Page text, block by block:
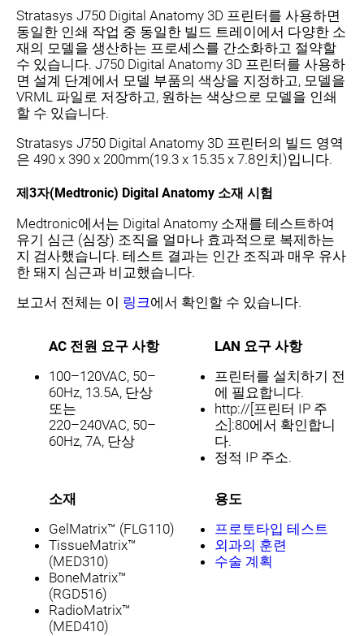
Stratasys J750 Digital Anatomy 3D 프린터를 사용하면
동일한 인쇄 작업 중 동일한 빌드 트레이에서 다양한 소
재의 모델을 생산하는 프로세스를 간소화하고 절약할
수 있습니다. J750 Digital Anatomy 3D 프린터를 사용하
면 설계 단계에서 모델 부품의 색상을 지정하고, 모델을
VRML 파일로 저장하고, 원하는 색상으로 모델을 인쇄
할 수 있습니다.
Stratasys J750 Digital Anatomy 3D 프린터의 빌드 영역
은 490 x 390 x 200mm(19.3 x 15.35 x 7.8인치)입니다.
제3자(Medtronic) Digital Anatomy 소재 시험
Medtronic에서는 Digital Anatomy 소재를 테스트하여
유기 심근 (심장) 조직을 얼마나 효과적으로 복제하는
지 검사했습니다. 테스트 결과는 인간 조직과 매우 유사
한 돼지 심근과 비교했습니다.
보고서 전체는 이 링크에서 확인할 수 있습니다.
AC 전원 요구 사항
100–120VAC, 50–
60Hz, 13.5A, 단상
또는
220–240VAC, 50–
60Hz, 7A, 단상
LAN 요구 사항
프린터를 설치하기 전
에 필요합니다.
http://[프린터 IP 주
소]:80에서 확인합니
다.
정적 IP 주소.
소재
GelMatrix™ (FLG110)
TissueMatrix™
(MED310)
BoneMatrix™
(RGD516)
RadioMatrix™
(MED410)
용도
프로토타입 테스트
외과의 훈련
수술 계획